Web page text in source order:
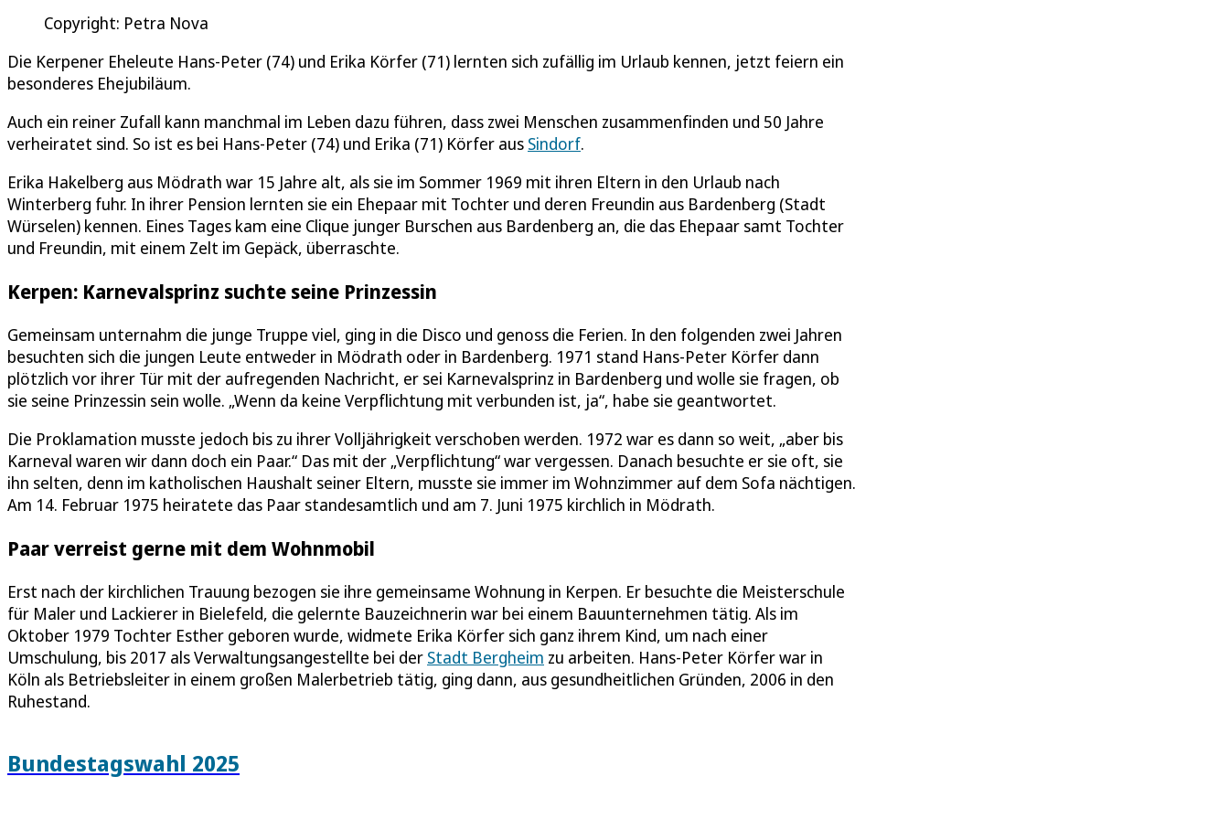
Copyright: Petra Nova
Die Kerpener Eheleute Hans-Peter (74) und Erika Körfer (71) lernten sich zufällig im Urlaub kennen, jetzt feiern ein
besonderes Ehejubiläum.
Auch ein reiner Zufall kann manchmal im Leben dazu führen, dass zwei Menschen zusammenfinden und 50 Jahre
verheiratet sind. So ist es bei Hans-Peter (74) und Erika (71) Körfer aus Sindorf.
Erika Hakelberg aus Mödrath war 15 Jahre alt, als sie im Sommer 1969 mit ihren Eltern in den Urlaub nach
Winterberg fuhr. In ihrer Pension lernten sie ein Ehepaar mit Tochter und deren Freundin aus Bardenberg (Stadt
Würselen) kennen. Eines Tages kam eine Clique junger Burschen aus Bardenberg an, die das Ehepaar samt Tochter
und Freundin, mit einem Zelt im Gepäck, überraschte.
Kerpen: Karnevalsprinz suchte seine Prinzessin
Gemeinsam unternahm die junge Truppe viel, ging in die Disco und genoss die Ferien. In den folgenden zwei Jahren
besuchten sich die jungen Leute entweder in Mödrath oder in Bardenberg. 1971 stand Hans-Peter Körfer dann
plötzlich vor ihrer Tür mit der aufregenden Nachricht, er sei Karnevalsprinz in Bardenberg und wolle sie fragen, ob
sie seine Prinzessin sein wolle. „Wenn da keine Verpflichtung mit verbunden ist, ja“, habe sie geantwortet.
Die Proklamation musste jedoch bis zu ihrer Volljährigkeit verschoben werden. 1972 war es dann so weit, „aber bis
Karneval waren wir dann doch ein Paar.“ Das mit der „Verpflichtung“ war vergessen. Danach besuchte er sie oft, sie
ihn selten, denn im katholischen Haushalt seiner Eltern, musste sie immer im Wohnzimmer auf dem Sofa nächtigen.
Am 14. Februar 1975 heiratete das Paar standesamtlich und am 7. Juni 1975 kirchlich in Mödrath.
Paar verreist gerne mit dem Wohnmobil
Erst nach der kirchlichen Trauung bezogen sie ihre gemeinsame Wohnung in Kerpen. Er besuchte die Meisterschule
für Maler und Lackierer in Bielefeld, die gelernte Bauzeichnerin war bei einem Bauunternehmen tätig. Als im
Oktober 1979 Tochter Esther geboren wurde, widmete Erika Körfer sich ganz ihrem Kind, um nach einer
Umschulung, bis 2017 als Verwaltungsangestellte bei der Stadt Bergheim zu arbeiten. Hans-Peter Körfer war in
Köln als Betriebsleiter in einem großen Malerbetrieb tätig, ging dann, aus gesundheitlichen Gründen, 2006 in den
Ruhestand.
Bundestagswahl 2025